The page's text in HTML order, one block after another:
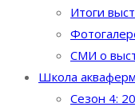
Итоги
СМИ о
Школа
Сезон 4: